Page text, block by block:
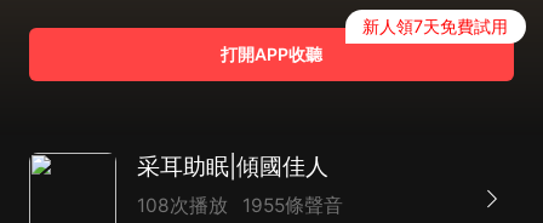
打開APP收聽
新人領7天免費試用
采耳助眠|傾國佳人
108次播放 1955條聲音